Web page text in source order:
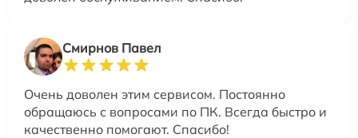
Смирнов Павел
Очень доволен этим сервисом. Постоянно
обращаюсь с вопросами по ПК. Всегда быстро и
качественно помогают. Спасибо!